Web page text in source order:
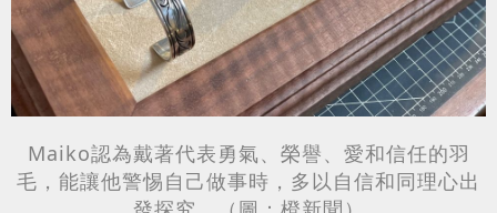
Maiko認為戴著代表勇氣、榮譽、愛和信任的羽
毛，能讓他警惕自己做事時，多以自信和同理心出